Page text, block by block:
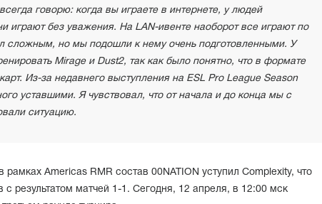
говорю: когда вы играете в интернете, у людей
играют без уважения. На LAN-ивенте наоборот все играют по
сложным, но мы подошли к нему очень подготовленными. У
Mirage и Dust2, так как было понятно, что в формате
Из-за недавнего выступления на ESL Pro League Season
уставшими. Я чувствовал, что от начала и до конца мы с
ситуацию.
Americas RMR состав 00NATION уступил Complexity, что
с результатом матчей 1-1. Сегодня, 12 апреля, в 12:00 мск